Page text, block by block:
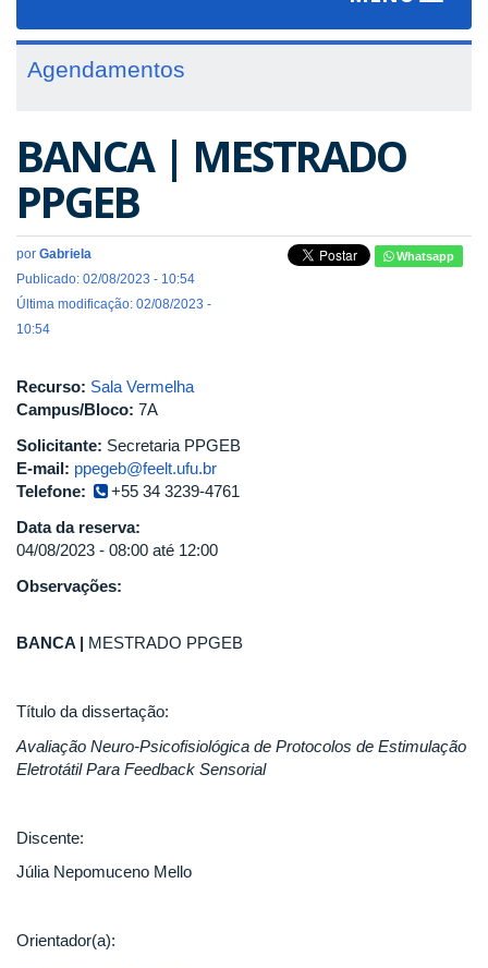
Agendamentos
BANCA | MESTRADO
PPGEB
por Gabriela
Publicado: 02/08/2023 - 10:54
Última modificação: 02/08/2023 -
10:54
Whatsapp
Recurso: Sala Vermelha
Campus/Bloco: 7A
Solicitante: Secretaria PPGEB
E-mail: ppegeb@feelt.ufu.br
Telefone:
+55 34 3239-4761
Data da reserva:
04/08/2023 - 08:00 até 12:00
Observações:
BANCA | MESTRADO PPGEB
Título da dissertação:
Avaliação Neuro-Psicofisiológica de Protocolos de Estimulação
Eletrotátil Para Feedback Sensorial
Discente:
Júlia Nepomuceno Mello
Orientador(a):